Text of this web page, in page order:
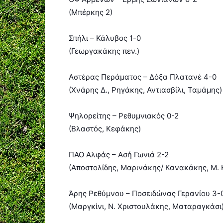
(Μπέρκης 2)
Σπήλι – Κάλυβος 1-0
(Γεωργακάκης πεν.)
Αστέρας Περάματος – Δόξα Πλατανέ 4-0
(Χνάρης Δ., Ρηγάκης, Αντιασβίλι, Ταμάμης)
Ψηλορείτης – Ρεθυμνιακός 0-2
(Βλαστός, Κεφάκης)
ΠΑΟ Αλφάς – Ασή Γωνιά 2-2
(Αποστολίδης, Μαρινάκης/ Κανακάκης, Μ.
Άρης Ρεθύμνου – Ποσειδώνας Γερανίου 3-
(Μαργκίνι, Ν. Χριστουλάκης, Ματαραγκάσι)